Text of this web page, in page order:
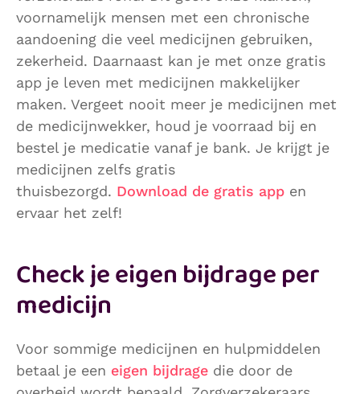
voornamelijk mensen met een chronische
aandoening die veel medicijnen gebruiken,
zekerheid. Daarnaast kan je met onze gratis
app je leven met medicijnen makkelijker
maken. Vergeet nooit meer je medicijnen met
de medicijnwekker, houd je voorraad bij en
bestel je medicatie vanaf je bank. Je krijgt je
medicijnen zelfs gratis
thuisbezorgd. Download de gratis app en
ervaar het zelf!
Check je eigen bijdrage per
medicijn
Voor sommige medicijnen en hulpmiddelen
betaal je een eigen bijdrage die door de